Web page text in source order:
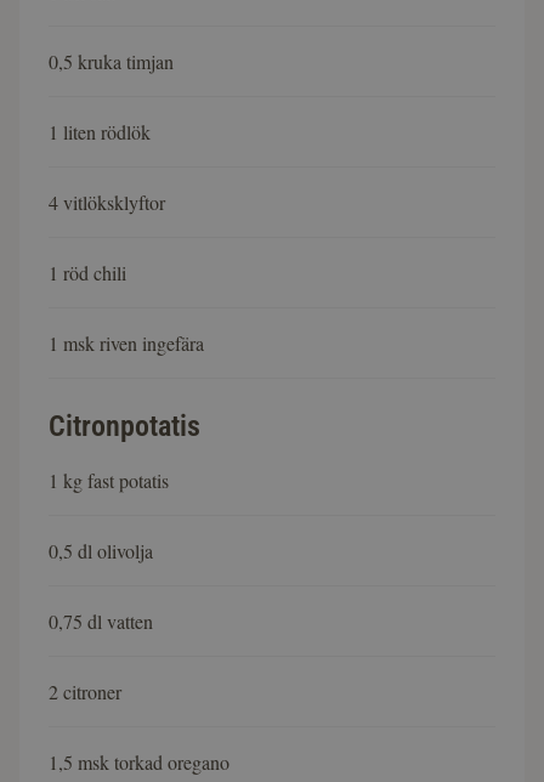
0,5 kruka timjan
1 liten rödlök
4 vitlöksklyftor
1 röd chili
1 msk riven ingefära
Citronpotatis
1 kg fast potatis
0,5 dl olivolja
0,75 dl vatten
2 citroner
1,5 msk torkad oregano